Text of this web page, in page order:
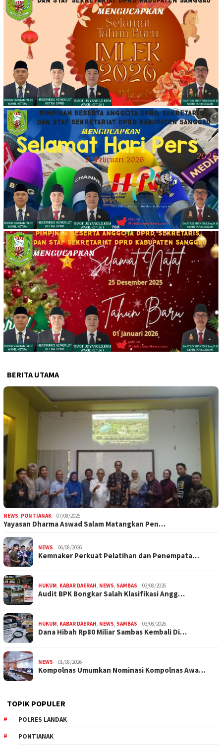
BERITA UTAMA
NEWS, PONTIANAK 07/08/2026
Yayasan Dharma Aswad Salam Matangkan Pen…
NEWS 06/08/2026
Kemnaker Perkuat Pelatihan dan Penempata…
HUKUM, KABAR DAERAH, NEWS, SAMBAS 03/08/2026
Audit BPK Bongkar Salah Klasifikasi Angg…
HUKUM, KABAR DAERAH, NEWS, SAMBAS 03/08/2026
Dana Hibah Rp80 Miliar Sambas Kembali Di…
NEWS 01/08/2026
Kompolnas Umumkan Nominasi Kompolnas Awa…
TOPIK POPULER
POLRES LANDAK
PONTIANAK